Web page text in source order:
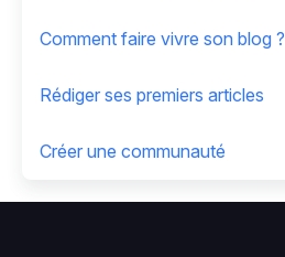
Comment faire vivre son blog ?
Rédiger ses premiers articles
Créer une communauté